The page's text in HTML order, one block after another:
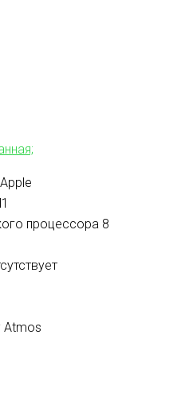
Apple
процессора 8
Atmos